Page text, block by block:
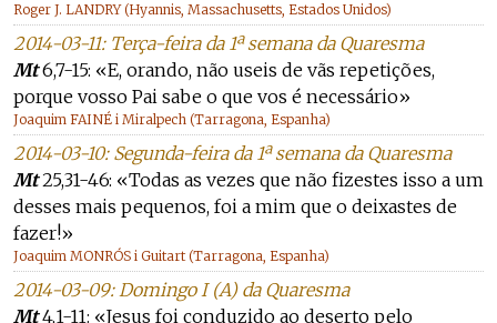
Roger J. LANDRY (Hyannis, Massachusetts, Estados Unidos)
2014-03-11: Terça-feira da 1ª semana da Quaresma
Mt6,7-15: «E, orando, não useis de vãs repetições,
porque vosso Pai sabe o que vos é necessário»
Joaquim FAINÉ i Miralpech (Tarragona, Espanha)
2014-03-10: Segunda-feira da 1ª semana da Quaresma
Mt25,31-46: «Todas as vezes que não fizestes isso a um
desses mais pequenos, foi a mim que o deixastes de
fazer!»
Joaquim MONRÓS i Guitart (Tarragona, Espanha)
2014-03-09: Domingo I (A) da Quaresma
Mt4,1-11: «Jesus foi conduzido ao deserto pelo